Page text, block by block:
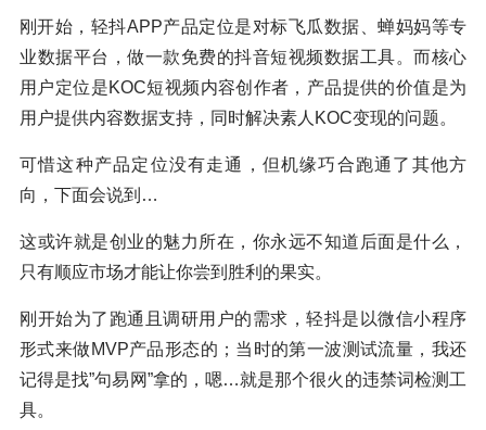
刚开始，轻抖APP产品定位是对标飞瓜数据、蝉妈妈等专
业数据平台，做一款免费的抖音短视频数据工具。而核心
用户定位是KOC短视频内容创作者，产品提供的价值是为
用户提供内容数据支持，同时解决素人KOC变现的问题。
可惜这种产品定位没有走通，但机缘巧合跑通了其他方
向，下面会说到…
这或许就是创业的魅力所在，你永远不知道后面是什么，
只有顺应市场才能让你尝到胜利的果实。
刚开始为了跑通且调研用户的需求，轻抖是以微信小程序
形式来做MVP产品形态的；当时的第一波测试流量，我还
记得是找”句易网”拿的，嗯…就是那个很火的违禁词检测工
具。